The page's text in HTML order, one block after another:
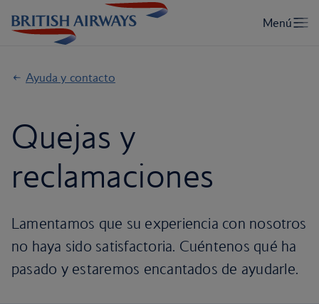
Ayuda y contacto
Quejas y
reclamaciones
Lamentamos que su experiencia con nosotros
no haya sido satisfactoria. Cuéntenos qué ha
pasado y estaremos encantados de ayudarle.